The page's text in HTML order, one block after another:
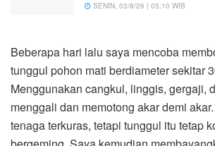
SENIN, 03/8/26 | 05:10 WIB
Beberapa hari lalu saya mencoba
tunggul pohon mati berdiameter sekitar
Menggunakan cangkul, linggis, gergaji,
menggali dan memotong akar demi
tenaga terkuras, tetapi tunggul itu tetap